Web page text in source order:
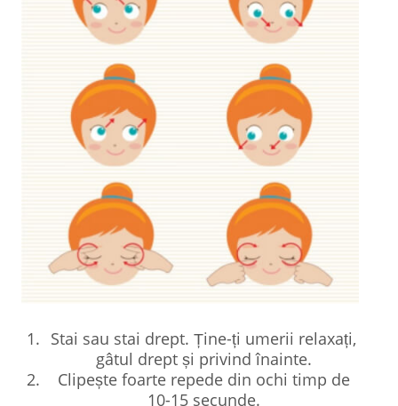
Stai sau stai drept. Ține-ți umerii relaxați,
gâtul drept și privind înainte.
Clipește foarte repede din ochi timp de
10-15 secunde.